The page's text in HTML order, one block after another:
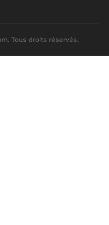
Tous droits réservés.